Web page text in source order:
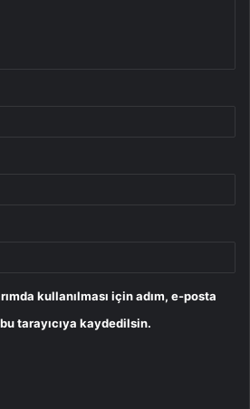
kullanılması için adım, e-posta
tarayıcıya kaydedilsin.